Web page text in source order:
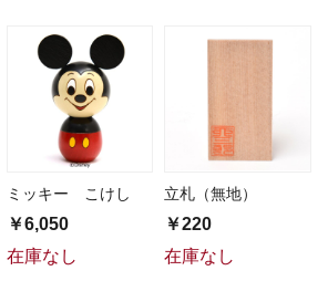
ミッキー こけし
￥6,050
在庫なし
立札（無地）
￥220
在庫なし